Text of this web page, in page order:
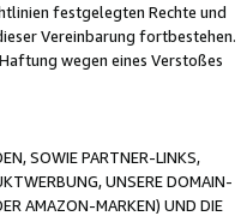
festgelegten Rechte und
Vereinbarung fortbestehen.
wegen eines Verstoßes
SOWIE PARTNER-LINKS,
UNSERE DOMAIN-
AMAZON-MARKEN) UND DIE